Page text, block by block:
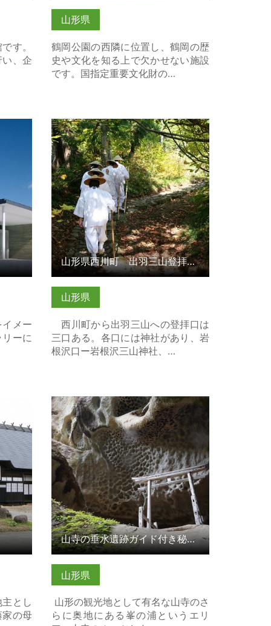
す。
、企
山形県
鶴岡公園の西隣に位置し、鶴岡の歴
史や文化を知る上で欠かせない施設
です。国指定重要文化財の…
メー
ーに
山形県
西川町から出羽三山への登拝口は
三口ある。各口には神社があり、岩
根沢口ー岩根沢三山神社、…
山形県西川町 出羽三山登拝口 三
口・街道巡り の詳細はこちら
山形県西川町 出羽三山登拝口 三口・街道巡り
とし
の母
山形県
山形の観光地として有名な山寺のさ
らに奥地にある峯の浦というエリ
山寺の垂水遺跡ガイド付き秘境ハイ
キングツアー の詳細はこちら
山寺の垂水遺跡ガイド付き秘境ハイキングツアー